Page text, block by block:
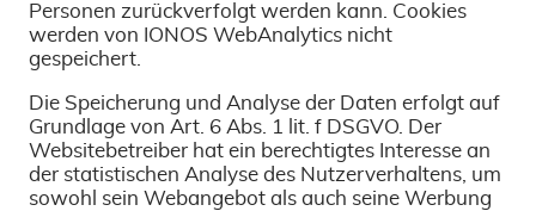
Personen zurückverfolgt werden kann. Cookies
werden von IONOS WebAnalytics nicht
gespeichert.
Die Speicherung und Analyse der Daten erfolgt auf
Grundlage von Art. 6 Abs. 1 lit. f DSGVO. Der
Websitebetreiber hat ein berechtigtes Interesse an
der statistischen Analyse des Nutzerverhaltens, um
sowohl sein Webangebot als auch seine Werbung